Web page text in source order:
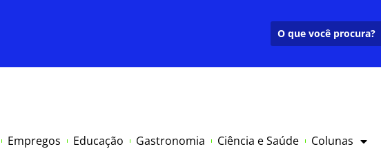
Empregos Educação Gastronomia Ciência e Saúde Colunas